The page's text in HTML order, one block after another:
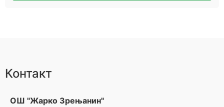
Контакт
ОШ "Жарко Зрењанин"